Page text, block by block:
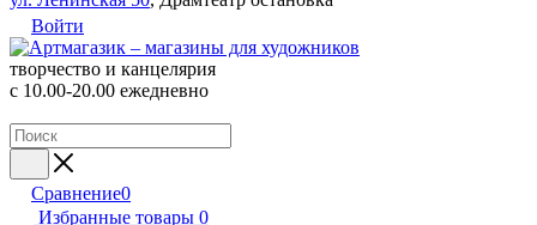
Войти
творчество и канцелярия
с 10.00-20.00 ежедневно
Сравнение0
Избранные товары 0